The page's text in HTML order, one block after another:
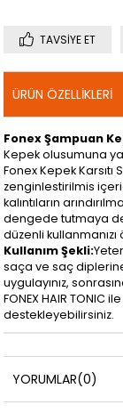
TAVSIYE ET
ÜRÜN ÖZELLIKLERI
Fonex Şampuan
Kepek olusumuna
Fonex Kepek
zenginlestirilmis
kalıntıların
dengede tutmaya
düzenli
Kullanım Şekli:
saça ve saç
uygulayınız,
FONEX HAIR TONIC
destekleyebilirsiniz.
YORUMLAR(0)